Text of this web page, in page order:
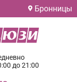
Бронницы
до 21:00